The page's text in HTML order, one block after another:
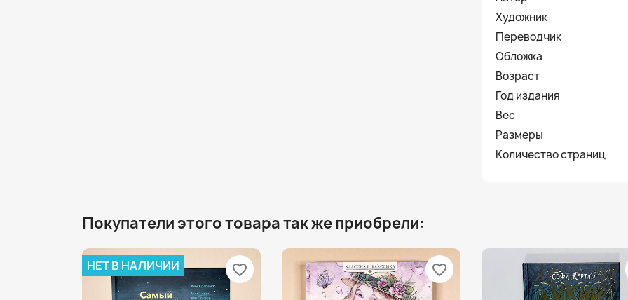
Художник
Переводчик
Обложка
Возраст
Год издания
Вес
Размеры
Количество страниц
Покупатели этого товара так же приобрели:
НЕТ В НАЛИЧИИ favorite_border favorite_border